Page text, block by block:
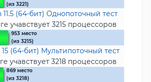
(из 3221)
11.5 (64-бит) Однопоточный тест
учавствует 3215 процессоров
953 место
(из 3215)
(64-бит) Мультипоточный тест
учавствует 3218 процессоров
869 место
(из 3218)